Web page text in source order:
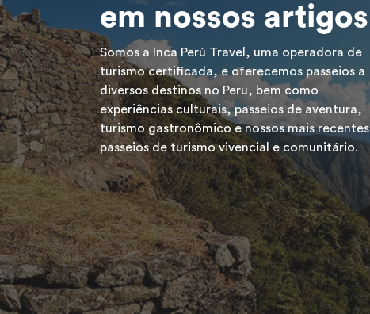
em nossos artigos
Somos a Inca Perú Travel, uma operadora de
turismo certificada, e oferecemos passeios a
diversos destinos no Peru, bem como
experiências culturais, passeios de aventura,
turismo gastronômico e nossos mais recentes
passeios de turismo vivencial e comunitário.